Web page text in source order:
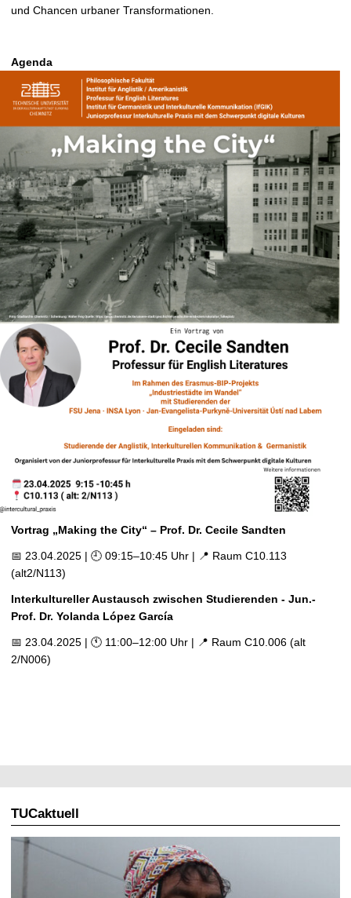
und Chancen urbaner Transformationen.
Agenda
Vortrag „Making the City“ – Prof. Dr. Cecile Sandten
📅 23.04.2025 | 🕘 09:15–10:45 Uhr | 📍 Raum C10.113
(alt2/N113)
Interkultureller Austausch zwischen Studierenden - Jun.-
Prof. Dr. Yolanda López García
📅 23.04.2025 | 🕚 11:00–12:00 Uhr | 📍 Raum C10.006 (alt
2/N006)
TUCaktuell